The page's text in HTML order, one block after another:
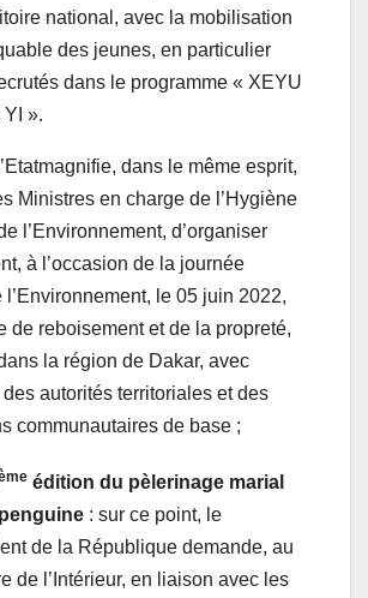
national, avec la mobilisation
des jeunes, en particulier
dans le programme « XEYU
YI ».
dans le même esprit,
Ministres en charge de l’Hygiène
l’Environnement, d’organiser
à l’occasion de la journée
l’Environnement, le 05 juin 2022,
de reboisement et de la propreté,
la région de Dakar, avec
des autorités territoriales et des
communautaires de base ;
édition du pèlerinage marial
: sur ce point, le
de la République demande, au
de l’Intérieur, en liaison avec les